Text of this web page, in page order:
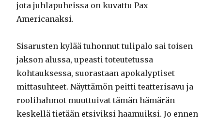
jota juhlapuheissa on kuvattu Pax
Americanaksi.
Sisarusten kylää tuhonnut tulipalo sai toisen
jakson alussa, upeasti toteutetussa
kohtauksessa, suorastaan apokalyptiset
mittasuhteet. Näyttämön peitti teatterisavu ja
roolihahmot muuttuivat tämän hämärän
keskellä tietään etsiviksi haamuiksi. Jo ennen